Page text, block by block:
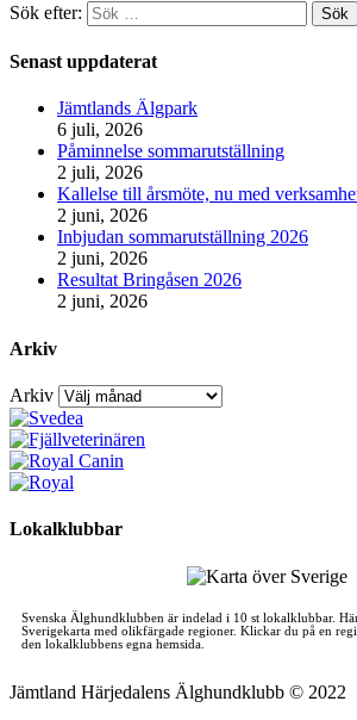
Sök efter:
Senast uppdaterat
Jämtlands Älgpark
6 juli, 2026
Påminnelse sommarutställning
2 juli, 2026
Kallelse till årsmöte, nu med
2 juni, 2026
Inbjudan sommarutställning 2026
2 juni, 2026
Resultat Bringåsen 2026
2 juni, 2026
Arkiv
Arkiv
Lokalklubbar
Svenska Älghundklubben är indelad i 10 st lokalklubbar.
Sverigekarta med olikfärgade regioner. Klickar du på en
den lokalklubbens egna hemsida.
Jämtland Härjedalens Älghundklubb © 2022